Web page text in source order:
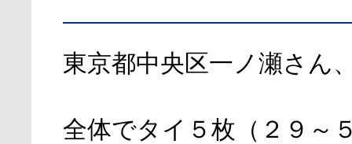
東京都中央区一ノ瀬さん
全体でタイ５枚（２９～